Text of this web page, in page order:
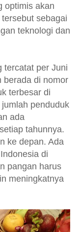
optimis akan
sebagai
teknologi dan
tercatat per Juni
berada di nomor
terbesar di
penduduk
ada
tahunnya.
ke depan. Ada
di
pangan harus
meningkatnya